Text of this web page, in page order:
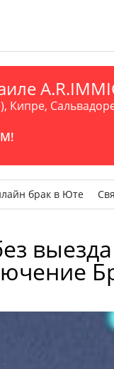
брак в Юте